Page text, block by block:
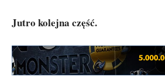
Jutro kolejna część.